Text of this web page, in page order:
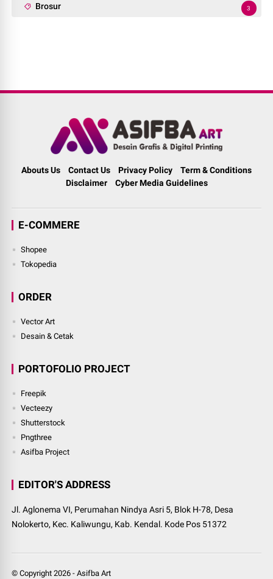
Brosur 3
Abouts Us Contact Us Privacy Policy
Term & Conditions
Disclaimer
Cyber Media Guidelines
E-COMMERE
Shopee
Tokopedia
ORDER
Vector Art
Desain & Cetak
PORTOFOLIO PROJECT
Freepik
Vecteezy
Shutterstock
Pngthree
Asifba Project
EDITOR'S ADDRESS
Jl. Aglonema VI, Perumahan Nindya Asri 5, Blok H-78, Desa
Nolokerto, Kec. Kaliwungu, Kab. Kendal. Kode Pos 51372
© Copyright2026 -Asifba Art